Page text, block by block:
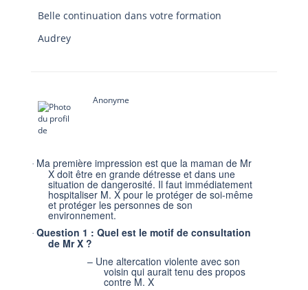
Belle continuation dans votre formation
Audrey
Anonyme
· Ma première impression est que la maman de Mr
X doit être en grande détresse et dans une
situation de dangerosité. Il faut immédiatement
hospitaliser M. X pour le protéger de soi-même
et protéger les personnes de son
environnement.
· Question 1 : Quel est le motif de consultation
de Mr X ?
– Une altercation violente avec son
voisin qui aurait tenu des propos
contre M. X